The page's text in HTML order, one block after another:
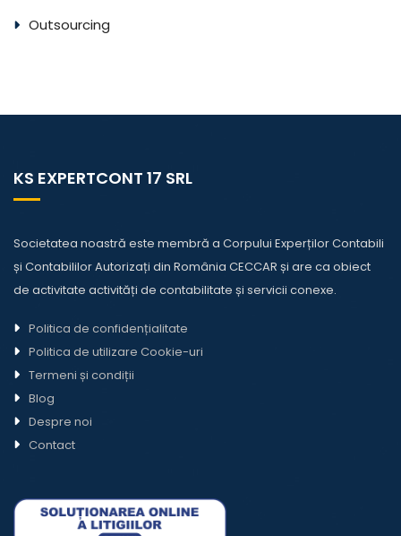
Outsourcing
KS EXPERTCONT 17 SRL
Societatea noastră este membră a Corpului Experților Contabili
și Contabililor Autorizați din România CECCAR și are ca obiect
de activitate activități de contabilitate și servicii conexe.
Politica de confidențialitate
Politica de utilizare Cookie-uri
Termeni și condiții
Blog
Despre noi
Contact